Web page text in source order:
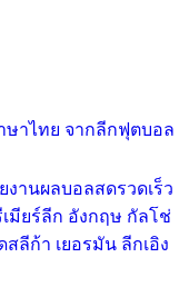
ษาไทย จากลีกฟุตบอล
งานผลบอลสดรวดเร็ว
มียร์ลีก อังกฤษ กัลโช่
สลีก้า เยอรมัน ลีกเอิง